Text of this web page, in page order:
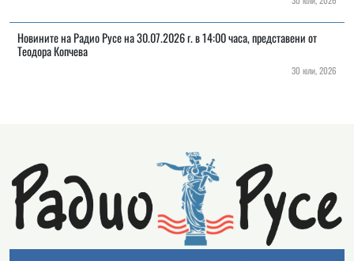
Новините на Радио Русе на 30.07.2026 г. в 14:00 часа, представени от
Теодора Копчева
30 юли, 2026